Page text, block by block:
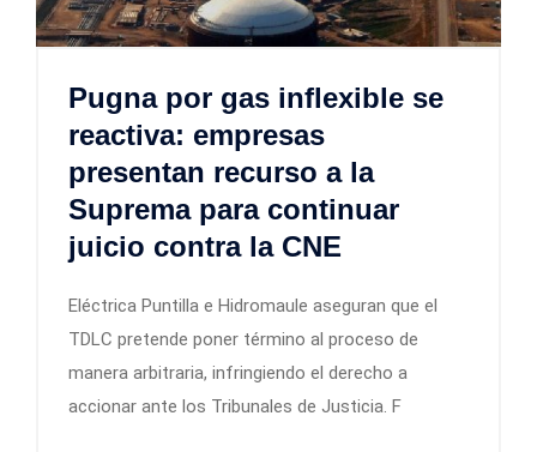
Pugna por gas inflexible se
reactiva: empresas
presentan recurso a la
Suprema para continuar
juicio contra la CNE
Eléctrica Puntilla e Hidromaule aseguran que el
TDLC pretende poner término al proceso de
manera arbitraria, infringiendo el derecho a
accionar ante los Tribunales de Justicia. F